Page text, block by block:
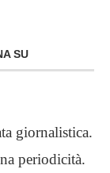
SU
giornalistica.
periodicità.